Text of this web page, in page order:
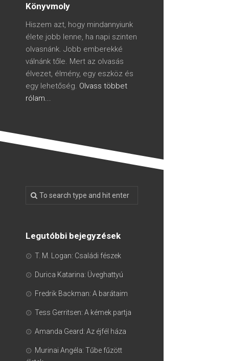
Könyvmoly
Hiszem azt, hogy mindannyiunk
élete jobb lenne, ha napi szinten
olvasnánk. Jobb emberekké
válnánk tőle. Mert az olvasás
élvezet, élmény, egy eszköz és
egy lehetőség. Olvass többet
rólam...
Legutóbbi bejegyzések
T. M. Logan: Családi fészek
Durica Katarina: Üveghattyú
Fredrik Backman: A barátaim
Tess Gerritsen: A kémek partja
Amanda Geard: Az éjfél háza
Murinai Angéla: Tűbe fűzött